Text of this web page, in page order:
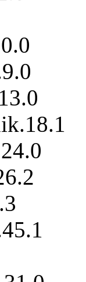
.0
9.0
13.0
.18.1
24.0
.2
.3
45.1